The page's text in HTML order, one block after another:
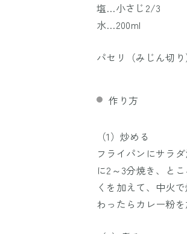
塩…小さじ2/3
水…200ml
パセリ（みじん切
作り方
（1）炒める
フライパンにサラ
に2～3分焼き、と
くを加えて、中火
わったらカレー粉